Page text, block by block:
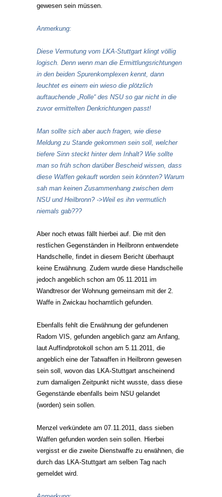
gewesen sein müssen.
Anmerkung:
Diese Vermutung vom LKA-Stuttgart klingt völlig
logisch. Denn wenn man die Ermittlungsrichtungen
in den beiden Spurenkomplexen kennt, dann
leuchtet es einem ein wieso die plötzlich
auftauchende „Rolle“ des NSU so gar nicht in die
zuvor ermittelten Denkrichtungen passt!
Man sollte sich aber auch fragen, wie diese
Meldung zu Stande gekommen sein soll, welcher
tiefere Sinn steckt hinter dem Inhalt? Wie sollte
man so früh schon darüber Bescheid wissen, dass
diese Waffen gekauft worden sein könnten? Warum
sah man keinen Zusammenhang zwischen dem
NSU und Heilbronn? ->Weil es ihn vermutlich
niemals gab???
Aber noch etwas fällt hierbei auf. Die mit den
restlichen Gegenständen in Heilbronn entwendete
Handschelle, findet in diesem Bericht überhaupt
keine Erwähnung. Zudem wurde diese Handschelle
jedoch angeblich schon am 05.11.2011 im
Wandtresor der Wohnung gemeinsam mit der 2.
Waffe in Zwickau hochamtlich gefunden.
Ebenfalls fehlt die Erwähnung der gefundenen
Radom VIS, gefunden angeblich ganz am Anfang,
laut Auffindprotokoll schon am 5.11.2011, die
angeblich eine der Tatwaffen in Heilbronn gewesen
sein soll, wovon das LKA-Stuttgart anscheinend
zum damaligen Zeitpunkt nicht wusste, dass diese
Gegenstände ebenfalls beim NSU gelandet
(worden) sein sollen.
Menzel verkündete am 07.11.2011, dass sieben
Waffen gefunden worden sein sollen. Hierbei
vergisst er die zweite Dienstwaffe zu erwähnen, die
durch das LKA-Stuttgart am selben Tag nach
gemeldet wird.